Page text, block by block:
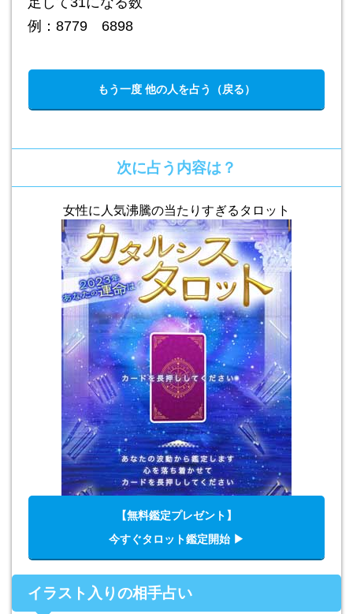
例：8779 6898
もう一度 他の人を占う（戻る）
次に占う内容は？
女性に人気沸騰の当たりすぎるタロット
【無料鑑定プレゼント】
今すぐタロット鑑定開始 ▶︎
イラスト入りの相手占い